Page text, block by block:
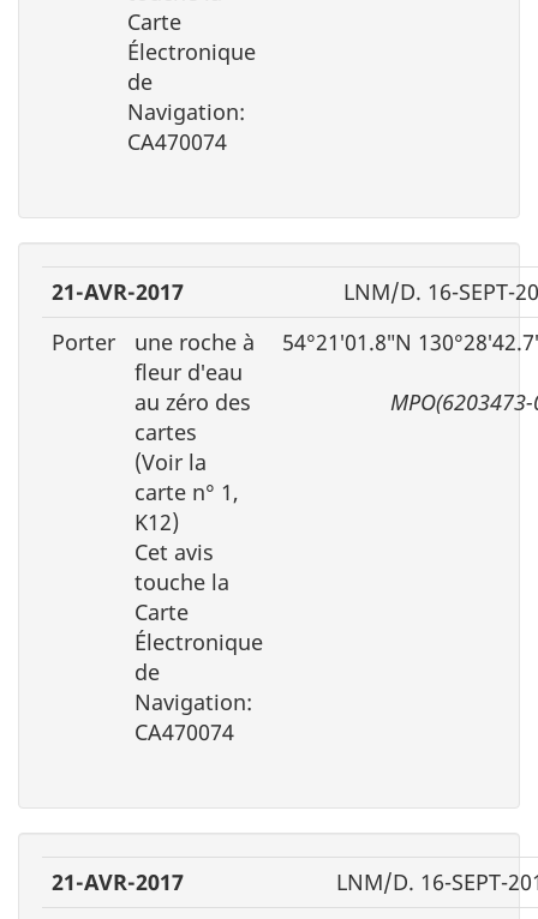
Carte
Électronique
de
Navigation:
CA470074
21-AVR-2017
LNM/D. 16-SEPT-
Porter
une roche à
fleur d′eau
au zéro des
cartes
(Voir la
carte n° 1,
K12)
Cet avis
touche la
Carte
Électronique
de
Navigation:
CA470074
54°21′01.8″N
21-AVR-2017
LNM/D. 16-SEPT-